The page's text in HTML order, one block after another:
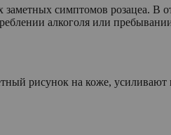
симптомов розацеа. В
алкоголя или
рисунок на коже,